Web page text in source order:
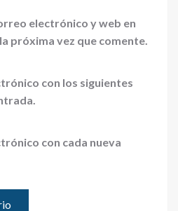
electrónico y web en
próxima vez que comente.
con los siguientes
con cada nueva